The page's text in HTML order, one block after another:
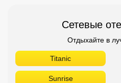
Сетевые
Отдыхайте в
Titanic
Sunrise